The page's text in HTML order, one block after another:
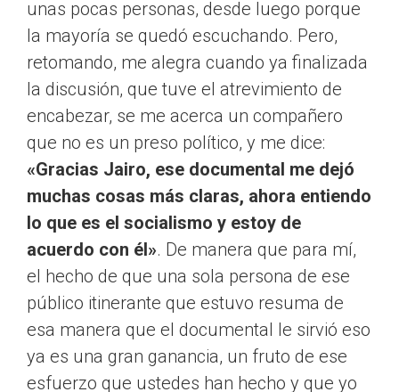
unas pocas personas, desde luego porque
la mayoría se quedó escuchando. Pero,
retomando, me alegra cuando ya finalizada
la discusión, que tuve el atrevimiento de
encabezar, se me acerca un compañero
que no es un preso político, y me dice:
«Gracias Jairo, ese documental me dejó
muchas cosas más claras, ahora entiendo
lo que es el socialismo y estoy de
acuerdo con él». De manera que para mí,
el hecho de que una sola persona de ese
público itinerante que estuvo resuma de
esa manera que el documental le sirvió eso
ya es una gran ganancia, un fruto de ese
esfuerzo que ustedes han hecho y que yo